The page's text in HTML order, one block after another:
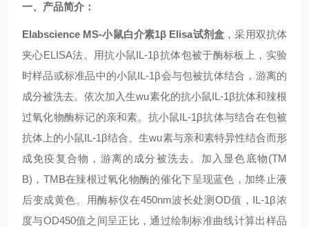
一、 产品简介：
Elabscience MS-小鼠白介素1β Elisa试剂盒 ，采用双抗体
夹心ELISA法。用抗小鼠IL-1β抗体包被于酶标板上，实验
时样品或标准品中的小鼠IL-1β会与包被抗体结合，游离的
成分被洗去。依次加入生wu素化的抗小鼠IL-1β抗体和辣根
过氧化物酶标记的亲和素。抗小鼠IL-1β抗体与结合在包被
抗体上的小鼠IL-1β结合、生wu素与亲和素特异性结合而形
成免疫复合物，游离的成分被洗去。加入显色底物(TM
B) ， TMB在辣根过氧化物酶的催化下呈现蓝色，加终止液
后变成黄色。用酶标仪在450nm波长处测 OD值， IL-1β浓
度与OD450值之间呈正比，通过绘制标准曲线计算出样品